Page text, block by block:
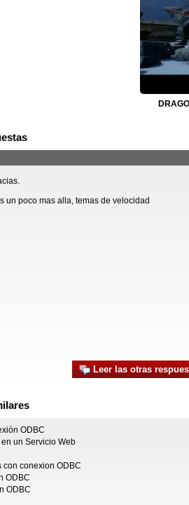
un poco mas alla, temas de velocidad
Leer las otras
ODBC
un Servicio Web
con conexion ODBC
ODBC
ODBC